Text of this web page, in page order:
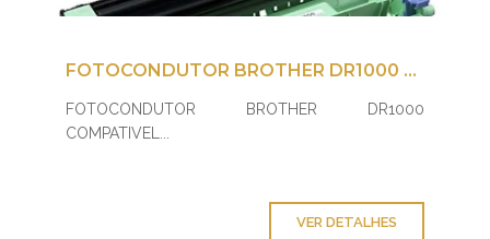
FOTOCONDUTOR BROTHER DR1000 COMPATIVEL
FOTOCONDUTOR BROTHER DR1000
COMPATIVEL...
VER DETALHES